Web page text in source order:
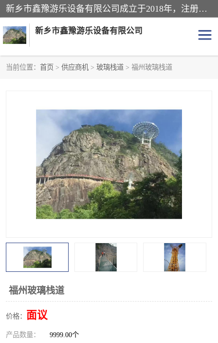
新乡市鑫豫游乐设备有限公司成立于2018年，注册地位于河南省。经营范围包括游乐设备、滑索、滑道、空中自行车、吊桥、拓展器材、攀岩器材、趣桥、悬崖秋千、网红桥、儿童乐园设备、水上乐园设备、丛林穿越设备、音乐呐喊设备、轨道滑车、栈道、玻璃滑道、观景平台、景观包装的设计、制造、销售、安装、维修，景区策划服务。
新乡市鑫豫游乐设备有限公司
当前位置： 首页 > 供应商机 > 玻璃栈道 > 福州玻璃栈道
福州玻璃栈道
价格： 面议
产品数量： 9999.00个
悬崖秋千 儿童乐园设备
水上乐园设备
攀岩器材
空中自行车
玻璃滑道
拓展器材 丛林穿越设备
玻璃栈道